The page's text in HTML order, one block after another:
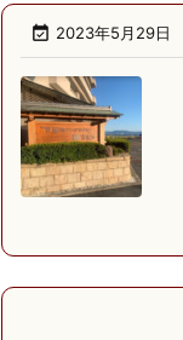
 2023年5月29日